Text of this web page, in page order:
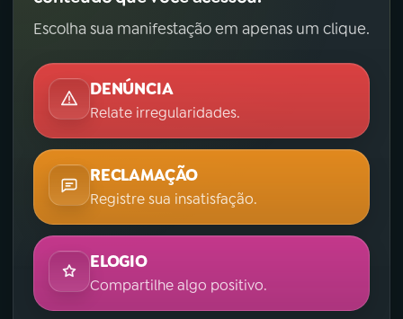
Escolha sua manifestação em apenas um clique.
DENÚNCIA
Relate irregularidades.
RECLAMAÇÃO
Registre sua insatisfação.
ELOGIO
Compartilhe algo positivo.